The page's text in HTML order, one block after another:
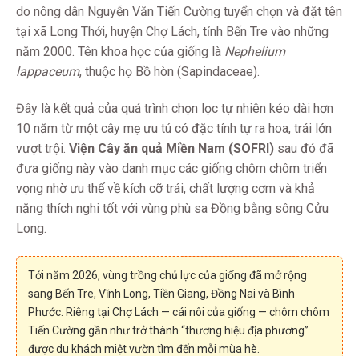
do nông dân Nguyễn Văn Tiến Cường tuyển chọn và đặt tên
tại xã Long Thới, huyện Chợ Lách, tỉnh Bến Tre vào những
năm 2000. Tên khoa học của giống là Nephelium
lappaceum, thuộc họ Bồ hòn (Sapindaceae).
Đây là kết quả của quá trình chọn lọc tự nhiên kéo dài hơn
10 năm từ một cây mẹ ưu tú có đặc tính tự ra hoa, trái lớn
vượt trội. Viện Cây ăn quả Miền Nam (SOFRI) sau đó đã
đưa giống này vào danh mục các giống chôm chôm triển
vọng nhờ ưu thế về kích cỡ trái, chất lượng cơm và khả
năng thích nghi tốt với vùng phù sa Đồng bằng sông Cửu
Long.
Tới năm 2026, vùng trồng chủ lực của giống đã mở rộng
sang Bến Tre, Vĩnh Long, Tiền Giang, Đồng Nai và Bình
Phước. Riêng tại Chợ Lách — cái nôi của giống — chôm chôm
Tiến Cường gần như trở thành “thương hiệu địa phương”
được du khách miệt vườn tìm đến mỗi mùa hè.